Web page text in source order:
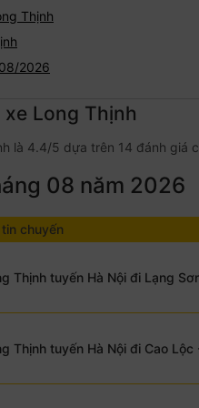
Thịnh
2026
Long Thịnh
là 4.4/5 dựa trên 14 đánh giá
08 năm 2026
chuyến
Thịnh tuyến Hà Nội đi Lạng
Thịnh tuyến Hà Nội đi Cao Lộc